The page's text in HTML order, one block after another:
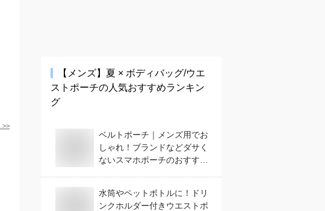
>>
【メンズ】 夏 × ボディバッグ/ウエ
ストポーチの人気おすすめランキン
グ
ベルトポーチ｜メンズ用でお
しゃれ！ブランドなどダサく
ないスマホポーチのおすすめ
水筒やペットボトルに！ドリ
ンクホルダー付きウエストポ